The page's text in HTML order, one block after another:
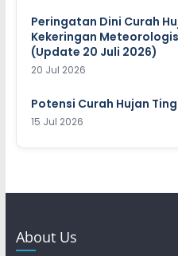
Peringatan Dini Curah
Kekeringan
(Update 20 Juli 2026)
20 Jul 2026
Potensi Curah Hujan
15 Jul 2026
About Us